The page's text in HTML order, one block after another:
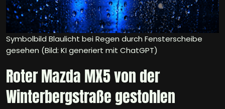
Symbolbild Blaulicht bei Regen durch Fensterscheibe
gesehen (Bild: KI generiert mit ChatGPT)
Roter Mazda MX5 von der
Winterbergstraße gestohlen